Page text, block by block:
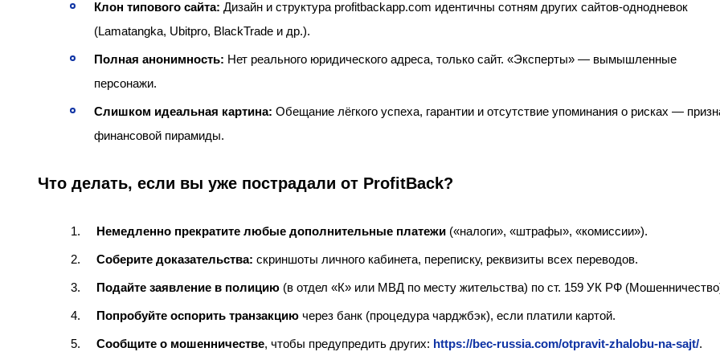
Клон типового сайта: Дизайн и структура profitbackapp.com идентичны сотням других сайтов-однодневок
(Lamatangka, Ubitpro, BlackTrade и др.).
Полная анонимность: Нет реального юридического адреса, только сайт. «Эксперты» — вымышленные
персонажи.
Слишком идеальная картина: Обещание лёгкого успеха, гарантии и отсутствие упоминания о рисках —
финансовой пирамиды.
Что делать, если вы уже пострадали от ProfitBack?
Немедленно прекратите любые дополнительные платежи («налоги», «штрафы», «комиссии»).
Соберите доказательства: скриншоты личного кабинета, переписку, реквизиты всех переводов.
Подайте заявление в полицию (в отдел «К» или МВД по месту жительства) по ст. 159 УК РФ
Попробуйте оспорить транзакцию через банк (процедура чарджбэк), если платили картой.
Сообщите о мошенничестве, чтобы предупредить других: https://bec-russia.com/otpravit-zhalobu-na-sajt/.